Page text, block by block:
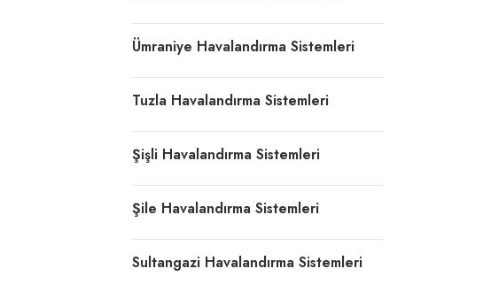
Ümraniye Havalandırma Sistemleri
Tuzla Havalandırma Sistemleri
Şişli Havalandırma Sistemleri
Şile Havalandırma Sistemleri
Sultangazi Havalandırma Sistemleri